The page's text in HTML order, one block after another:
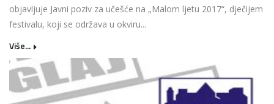
objavljuje Javni poziv za učešće na „Malom ljetu 2017“, dječijem
festivalu, koji se održava u okviru...
Više...